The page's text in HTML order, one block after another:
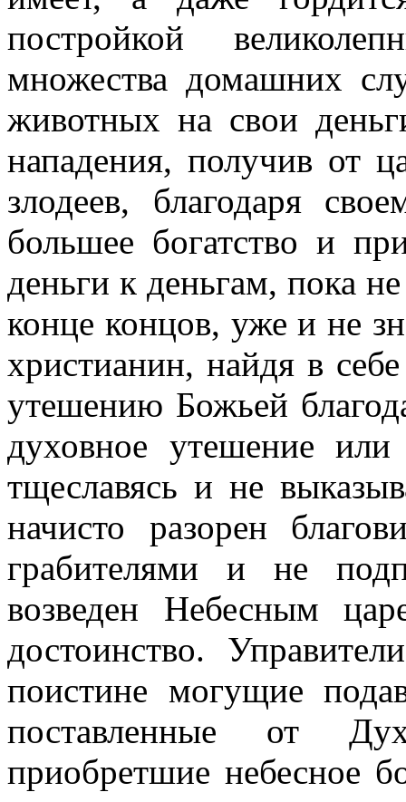
постройкой
множества домашних
животных на свои
нападения, получив от
злодеев, благодаря
большее богатство и
деньги к деньгам, пока
конце концов, уже и не
христианин, найдя в
утешению Божьей
духовное утешение
тщеславясь и не
начисто разорен
грабителями и не
возведен Небесным
достоинство.
поистине могущие
поставленные от
приобретшие небесное